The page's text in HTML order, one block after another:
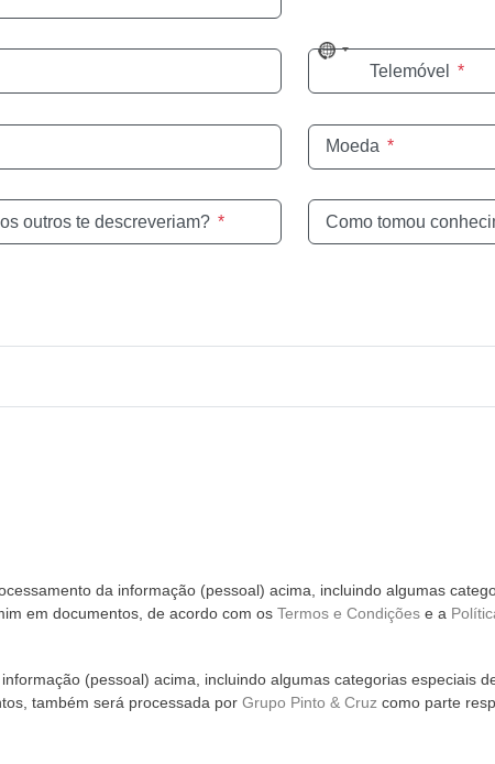
No
countryTelemóvel *
Moeda *
outros te descreveriam? * Como tomou
da informação (pessoal) acima, incluindo algumas
em documentos, de acordo com os Termos e Condições e a
(pessoal) acima, incluindo algumas categorias especiais
também será processada por Grupo Pinto & Cruz como parte